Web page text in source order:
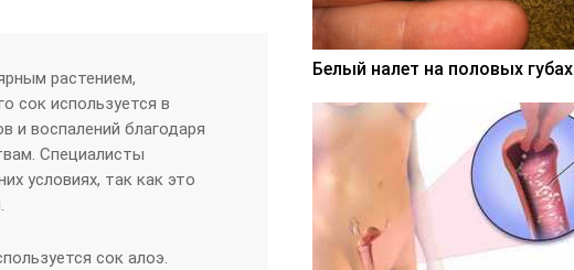
растением,
сок используется в
и воспалений благодаря
Специалисты
условиях, так как это
сок алоэ.
Белый налет на половых губах